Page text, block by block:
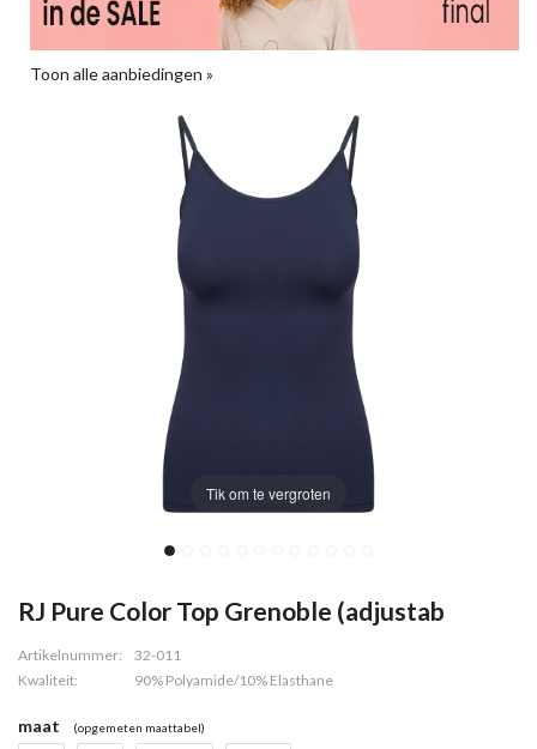
Toon alle aanbiedingen »
Tik om te vergroten
RJ Pure Color Top Grenoble (adjustab
Artikelnummer:
32-011
Kwaliteit:
90% Polyamide/10% Elasthane
maat (opgemeten maattabel)